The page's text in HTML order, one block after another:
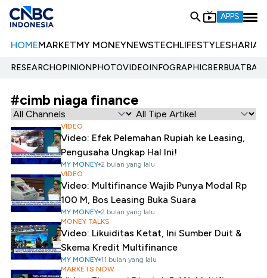
APPS
HOMEMARKETMY MONEYNEWSTECHLIFESTYLESHARIA
RESEARCHOPINIONPHOTOVIDEOINFOGRAPHIC
#cimb niaga finance
VIDEO
Video: Efek Pelemahan Rupiah ke Leasing,
Pengusaha Ungkap Hal Ini!
MY MONEY 2 bulan yang lalu
VIDEO
Video: Multifinance Wajib Punya Modal Rp
100 M, Bos Leasing Buka Suara
MY MONEY 2 bulan yang lalu
MONEY TALKS
Video: Likuiditas Ketat, Ini Sumber Duit &
Skema Kredit Multifinance
MY MONEY 11 bulan yang lalu
MARKETS NOW